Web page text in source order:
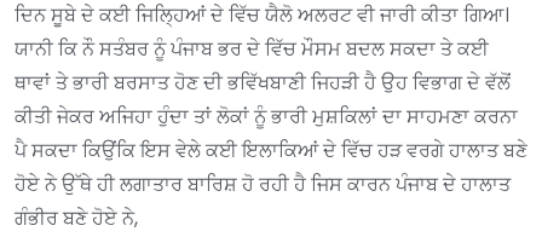
ਦਿਨ ਸੂਬੇ ਦੇ ਕਈ ਜਿਲ੍ਹਿਆਂ ਦੇ ਵਿੱਚ ਯੈਲੋ ਅਲਰਟ ਵੀ ਜਾਰੀ ਕੀਤਾ ਗਿਆ।
ਯਾਨੀ ਕਿ ਨੌ ਸਤੰਬਰ ਨੂੰ ਪੰਜਾਬ ਭਰ ਦੇ ਵਿੱਚ ਮੌਸਮ ਬਦਲ ਸਕਦਾ ਤੇ ਕਈ
ਥਾਵਾਂ ਤੇ ਭਾਰੀ ਬਰਸਾਤ ਹੋਣ ਦੀ ਭਵਿੱਖਬਾਣੀ ਜਿਹੜੀ ਹੈ ਉਹ ਵਿਭਾਗ ਦੇ ਵੱਲੋਂ
ਕੀਤੀ ਜੇਕਰ ਅਜਿਹਾ ਹੁੰਦਾ ਤਾਂ ਲੋਕਾਂ ਨੂੰ ਭਾਰੀ ਮੁਸ਼ਕਿਲਾਂ ਦਾ ਸਾਹਮਣਾ ਕਰਨਾ
ਪੈ ਸਕਦਾ ਕਿਉਂਕਿ ਇਸ ਵੇਲੇ ਕਈ ਇਲਾਕਿਆਂ ਦੇ ਵਿੱਚ ਹੜ ਵਰਗੇ ਹਾਲਾਤ ਬਣੇ
ਹੋਏ ਨੇ ਉੱਥੇ ਹੀ ਲਗਾਤਾਰ ਬਾਰਿਸ਼ ਹੋ ਰਹੀ ਹੈ ਜਿਸ ਕਾਰਨ ਪੰਜਾਬ ਦੇ ਹਾਲਾਤ
ਗੰਭੀਰ ਬਣੇ ਹੋਏ ਨੇ,